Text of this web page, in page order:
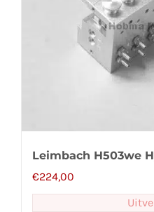
Leimbach H503we
€224,00